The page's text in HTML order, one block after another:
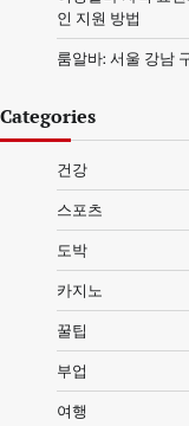
인 지원 방법
룸알바: 서울 강남
Categories
건강
스포츠
도박
카지노
꿀팁
부업
여행